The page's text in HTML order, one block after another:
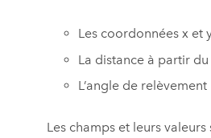
Les coordonnées x et
La distance à partir
L’angle de relèvement
Les champs et leurs